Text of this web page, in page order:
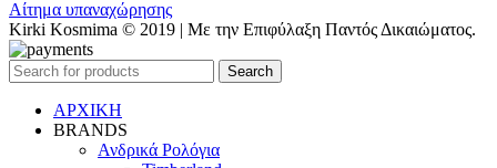
Αίτημα υπαναχώρησης
Kirki Kosmima © 2019 | Με την Επιφύλαξη Παντός Δικαιώματος.
Search
ΑΡΧΙΚΗ
BRANDS
Ανδρικά Ρολόγια